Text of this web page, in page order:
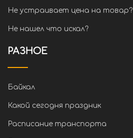
Не устраивает цена на товар?
Не нашел что искал?
РАЗНОЕ
Байкал
Какой сегодня праздник
Расписание транспорта